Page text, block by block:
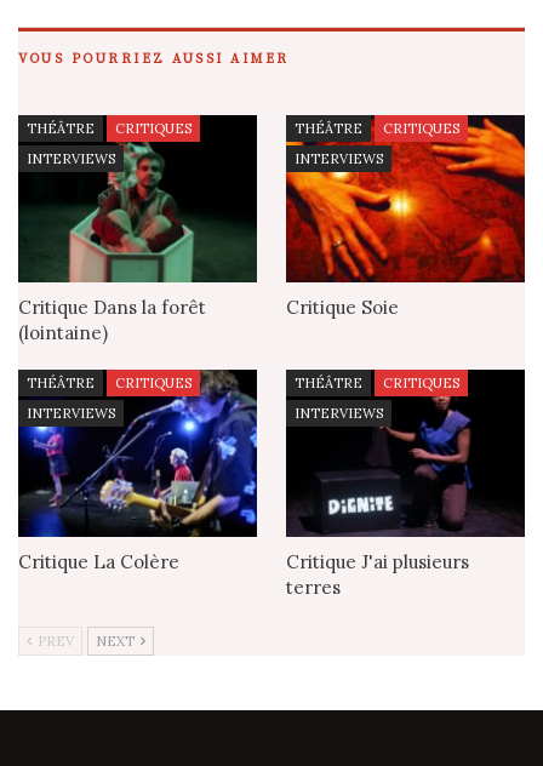
VOUS POURRIEZ AUSSI AIMER
THÉÂTRE
CRITIQUES
INTERVIEWS
Critique Dans la forêt
(lointaine)
THÉÂTRE
CRITIQUES
INTERVIEWS
Critique Soie
THÉÂTRE
CRITIQUES
INTERVIEWS
Critique La Colère
THÉÂTRE
CRITIQUES
INTERVIEWS
Critique J'ai plusieurs
terres
PREV NEXT